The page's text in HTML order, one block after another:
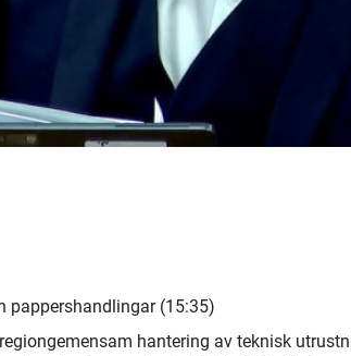
pappershandlingar (15:35)
hantering av teknisk